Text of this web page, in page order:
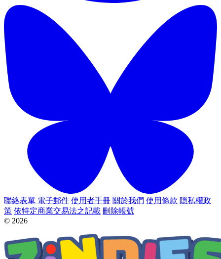
聯絡表單 電子郵件 使用者手冊 關於我們 使用條款 隱私權政
策 依特定商業交易法之記載 刪除帳號
© 2026